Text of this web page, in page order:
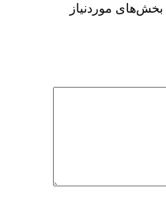
بخش‌های موردنیاز